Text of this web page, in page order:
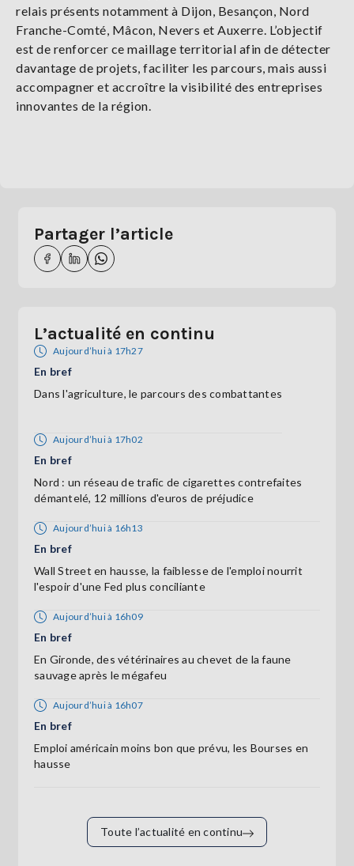
relais présents notamment à Dijon, Besançon, Nord
Franche-Comté, Mâcon, Nevers et Auxerre. L’objectif
est de renforcer ce maillage territorial afin de détecter
davantage de projets, faciliter les parcours, mais aussi
accompagner et accroître la visibilité des entreprises
innovantes de la région.
Partager l’article
L’actualité en continu
Aujourd’hui à 17h27
En bref
Dans l'agriculture, le parcours des combattantes
Aujourd’hui à 17h02
En bref
Nord : un réseau de trafic de cigarettes contrefaites
démantelé, 12 millions d'euros de préjudice
Aujourd’hui à 16h13
En bref
Wall Street en hausse, la faiblesse de l'emploi nourrit
l'espoir d'une Fed plus conciliante
Aujourd’hui à 16h09
En bref
En Gironde, des vétérinaires au chevet de la faune
sauvage après le mégafeu
Aujourd’hui à 16h07
En bref
Emploi américain moins bon que prévu, les Bourses en
hausse
Toute l’actualité en continu